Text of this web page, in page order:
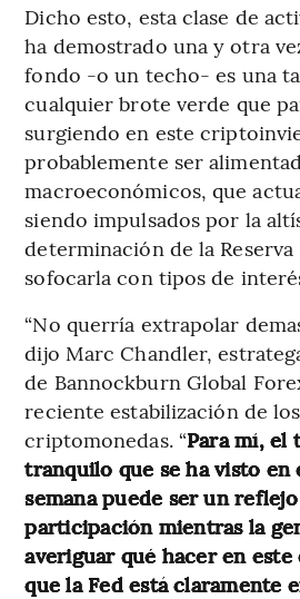
Dicho esto, esta clase de
ha demostrado una y otra
fondo -o un techo- es una
cualquier brote verde que
surgiendo en este
probablemente ser
macroeconómicos, que
siendo impulsados por la
determinación de la Reserva
sofocarla con tipos de
“No querría extrapolar
dijo Marc Chandler,
de Bannockburn Global
reciente estabilización de
criptomonedas. “Para mí, el
tranquilo que se ha visto
semana puede ser un
participación mientras la
averiguar qué hacer en
que la Fed está claramente